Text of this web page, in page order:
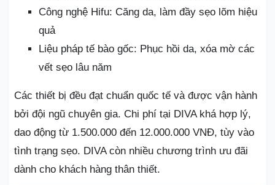
Công nghệ Hifu: Căng da, làm đầy sẹo lõm hiệu
quả
Liệu pháp tế bào gốc: Phục hồi da, xóa mờ các
vết sẹo lâu năm
Các thiết bị đều đạt chuẩn quốc tế và được vận hành
bởi đội ngũ chuyên gia. Chi phí tại DIVA khá hợp lý,
dao động từ 1.500.000 đến 12.000.000 VNĐ, tùy vào
tình trạng sẹo. DIVA còn nhiều chương trình ưu đãi
dành cho khách hàng thân thiết.